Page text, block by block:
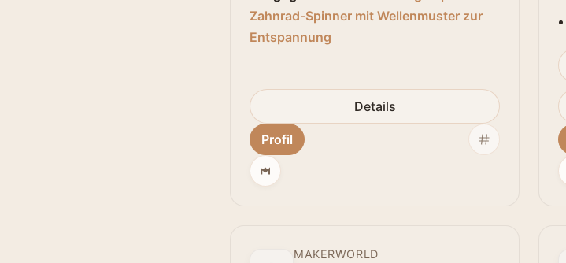
Zahnrad-Spinner mit Wellenmuster zur
Entspannung
Details
Profil
MAKERWORLD